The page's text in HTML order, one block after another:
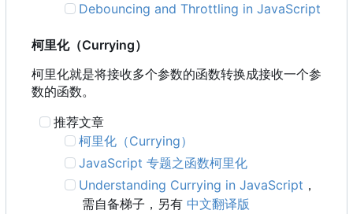
Debouncing and Throttling in JavaScript
柯里化（Currying）
柯里化就是将接收多个参数的函数转换成接收一个参
数的函数。
推荐文章
柯里化 （Currying）
JavaScript 专题之函数柯里化
Understanding Currying in JavaScript ，
需自备梯子，另有 中文翻译版